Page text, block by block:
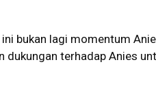
bukan lagi momentum
terhadap Anies